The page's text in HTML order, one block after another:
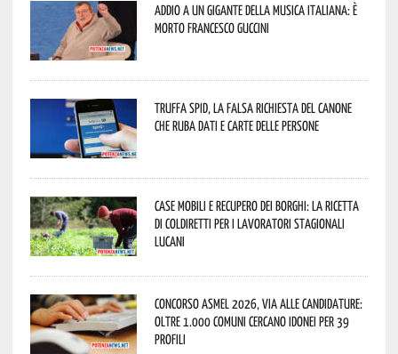
Addio a un gigante della musica italiana: è
morto Francesco Guccini
Truffa Spid, la falsa richiesta del canone
che ruba dati e carte delle persone
Case mobili e recupero dei borghi: la ricetta
di Coldiretti per i lavoratori stagionali
lucani
Concorso Asmel 2026, via alle candidature:
oltre 1.000 Comuni cercano idonei per 39
profili